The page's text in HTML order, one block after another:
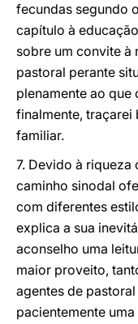
fecundas segundo
capítulo à
sobre um convite à
pastoral perante
plenamente ao que
finalmente, traçarei
familiar.
7. Devido à riqueza
caminho sinodal
com diferentes
explica a sua
aconselho uma
maior proveito,
agentes de
pacientemente